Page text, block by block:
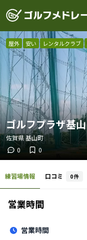
屋外 安い レンタルクラブ
ゴルフプラザ基山
佐賀県基山町
0
0
練習場情報 口コミ 0件
営業時間
営業時間